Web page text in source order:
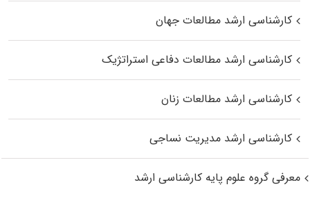
کارشناسی ارشد مطالعات جهان
کارشناسی ارشد مطالعات دفاعی استراتژیک
کارشناسی ارشد مطالعات زنان
کارشناسی ارشد مدیریت نساجی
معرفی گروه علوم پایه کارشناسی ارشد